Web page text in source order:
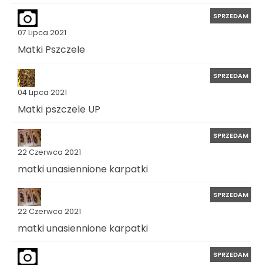
07 Lipca 2021
SPRZEDAM
Matki Pszczele
04 Lipca 2021
SPRZEDAM
Matki pszczele UP
22 Czerwca 2021
SPRZEDAM
matki unasiennione karpatki
22 Czerwca 2021
SPRZEDAM
matki unasiennione karpatki
SPRZEDAM